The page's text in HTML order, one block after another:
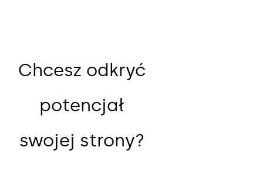
Chcesz odkryć
potencjał
swojej strony?